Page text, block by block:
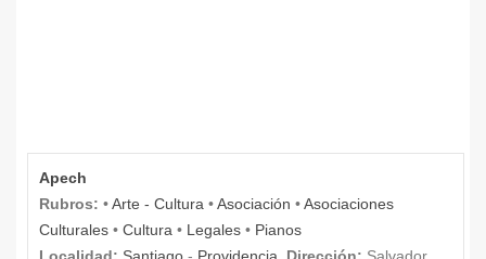
Apech
Rubros: •Arte - Cultura •Asociación •Asociaciones
Culturales • Cultura • Legales • Pianos
Localidad: Santiago - Providencia Dirección: Salvador